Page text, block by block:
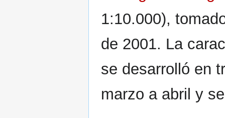
1:10.000),
de 2001. La
se desarrolló en
marzo a abril y